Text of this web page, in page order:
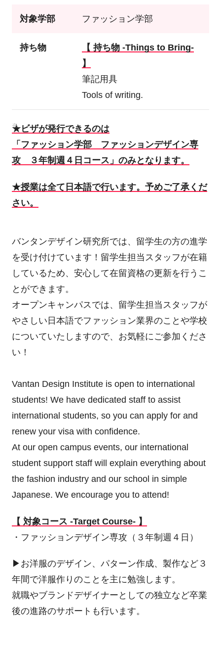
対象学部 ファッション学部
持ち物
【 持ち物 -Things to Bring-
】
筆記用具
Tools of writing.
★ビザが発行できるのは
「ファッション学部 ファッションデザイン専
攻 ３年制週４日コース」のみとなります。
★授業は全て日本語で行います。予めご了承くだ
さい。
バンタンデザイン研究所では、留学生の方の進学
を受け付けています！留学生担当スタッフが在籍
しているため、安心して在留資格の更新を行うこ
とができます。
オープンキャンパスでは、留学生担当スタッフが
やさしい日本語でファッション業界のことや学校
についていたしますので、お気軽にご参加くださ
い！
Vantan Design Institute is open to international
students! We have dedicated staff to assist
international students, so you can apply for and
renew your visa with confidence.
At our open campus events, our international
student support staff will explain everything about
the fashion industry and our school in simple
Japanese. We encourage you to attend!
【 対象コース -Target Course- 】
・ファッションデザイン専攻（３年制週４日）
▶お洋服のデザイン、パターン作成、製作など３
年間で洋服作りのことを主に勉強します。
就職やブランドデザイナーとしての独立など卒業
後の進路のサポートも行います。